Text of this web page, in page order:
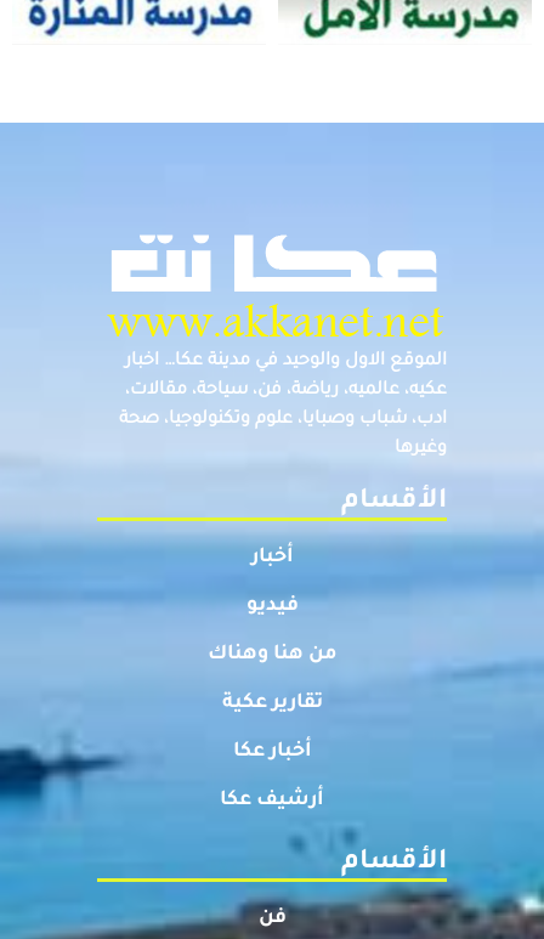
الموقع الاول والوحيد في مدينة عكا… اخبار
عكيه، عالميه، رياضة، فن، سياحة، مقالات،
ادب، شباب وصبايا، علوم وتكنولوجيا، صحة
وغيرها
الأقسام
أخبار
فيديو
من هنا وهناك
تقارير عكية
أخبار عكا
أرشيف عكا
الأقسام
فن